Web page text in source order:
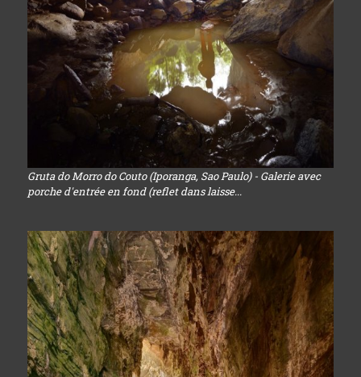
Gruta do Morro do Couto (Iporanga, Sao Paulo) - Galerie avec
porche d'entrée en fond (reflet dans laisse...